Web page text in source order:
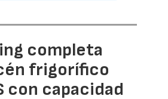
completa
frigorífico
con capacidad